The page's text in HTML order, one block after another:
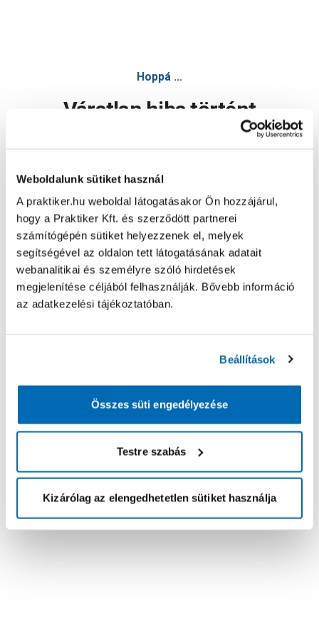
Weboldalunk sütiket használ
A praktiker.hu weboldal látogatásakor Ön hozzájárul,
hogy a Praktiker Kft. és szerződött partnerei
számítógépén sütiket helyezzenek el, melyek
segítségével az oldalon tett látogatásának adatait
webanalitikai és személyre szóló hirdetések
megjelenítése céljából felhasználják. Bővebb információ
az adatkezelési tájékoztatóban.
Beállítások
Összes süti engedélyezése
Testre szabás
Kizárólag az elengedhetetlen sütiket használja
Hoppá ...
Váratlan hiba történt
Oldal újratöltése